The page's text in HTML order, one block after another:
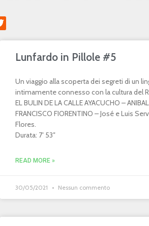
Lunfardo in Pillole #5
Un viaggio alla scoperta dei segreti di un
intimamente connesso con la cultura del
EL BULIN DE LA CALLE AYACUCHO –
FRANCISCO FIORENTINO – José e Luis
Flores.
Durata: 7′ 53″
READ MORE »
30/05/2021 Nessun commento